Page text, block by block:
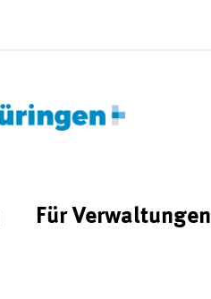
Für Verwaltungen